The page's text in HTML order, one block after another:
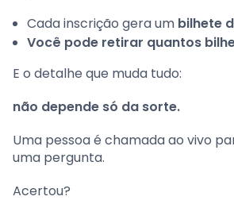
Cada inscrição gera um bilhete
Você pode retirar quantos
E o detalhe que muda tudo:
não depende só da sorte.
Uma pessoa é chamada ao vivo
uma pergunta.
Acertou?